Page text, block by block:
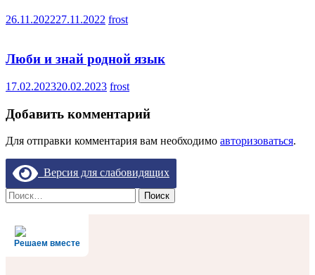
26.11.202227.11.2022 frost
Люби и знай родной язык
17.02.202320.02.2023 frost
Добавить комментарий
Для отправки комментария вам необходимо авторизоваться.
Версия для слабовидящих
Найти:
Решаем вместе